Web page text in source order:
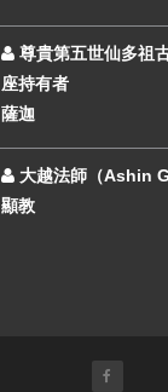
尊貴第五世仙多祖
座持有者
薩迦
大越法師（Ashin
顯教